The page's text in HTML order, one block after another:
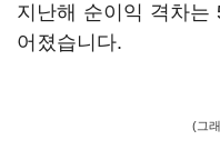
지난해 순이익 격차는
어졌습니다.
(그